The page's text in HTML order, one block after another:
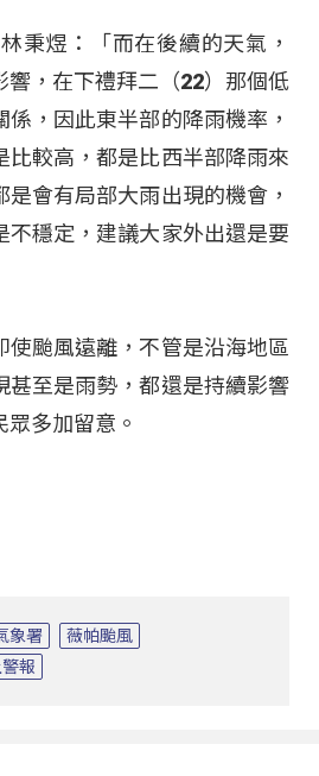
秉煜：「而在後續的天氣，
響，在下禮拜二（22）那個低
，因此東半部的降雨機率，
比較高，都是比西半部降雨來
會有局部大雨出現的機會，
不穩定，建議大家外出還是要
使颱風遠離，不管是沿海地區
甚至是雨勢，都還是持續影響
多加留意。
象署
薇帕颱風
報